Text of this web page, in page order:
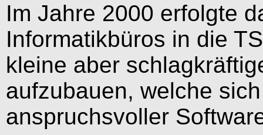
Im Jahre 2000 erfolgte
Informatikbüros in die
kleine aber
aufzubauen, welche
anspruchsvoller